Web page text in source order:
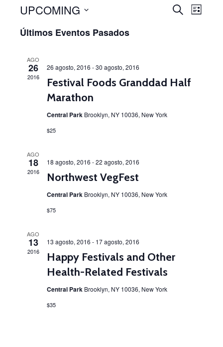
vistas
BUSCAR
LIST
UPCOMING
fecha.
Últimos Eventos Pasados
AGO
26
2016
26 agosto, 2016 -30 agosto, 2016
Festival Foods Granddad Half
Marathon
Central Park Brooklyn, NY 10036, New York
$25
AGO
18
2016
18 agosto, 2016 -22 agosto, 2016
Northwest VegFest
Central Park Brooklyn, NY 10036, New York
$75
AGO
13
2016
13 agosto, 2016 - 17 agosto, 2016
Happy Festivals and Other
Health-Related Festivals
Central Park Brooklyn, NY 10036, New York
$35